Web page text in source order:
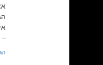
–